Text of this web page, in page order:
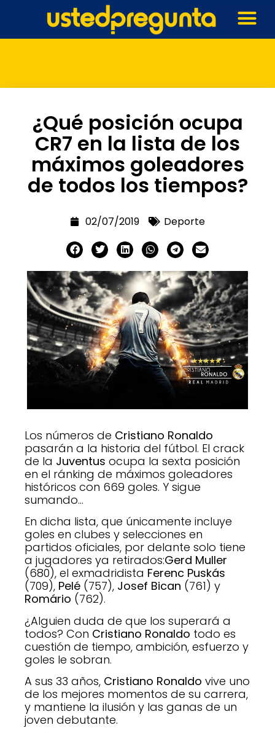
¿Qué posición ocupa
CR7 en la lista de los
máximos goleadores
de todos los tiempos?
02/07/2019 Deporte
Los números de Cristiano Ronaldo
pasarán a la historia del fútbol. El crack
de la Juventus ocupa la sexta posición
en el ránking de máximos goleadores
históricos con 669 goles. Y sigue
sumando…
En dicha lista, que únicamente incluye
goles en clubes y selecciones en
partidos oficiales, por delante solo tiene
a jugadores ya retirados:Gerd Muller
(680), el exmadridista Ferenc Puskás
(709), Pelé (757), Josef Bican (761) y
Romário (762).
¿Alguien duda de que los superará a
todos? Con Cristiano Ronaldo todo es
cuestión de tiempo, ambición, esfuerzo y
goles le sobran.
A sus 33 años, Cristiano Ronaldo vive uno
de los mejores momentos de su carrera,
y mantiene la ilusión y las ganas de un
joven debutante.